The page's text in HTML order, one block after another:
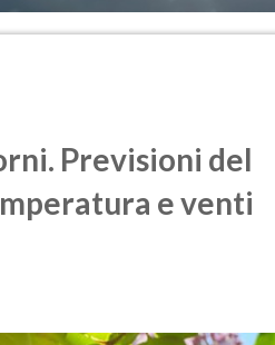
Previsioni del
e venti